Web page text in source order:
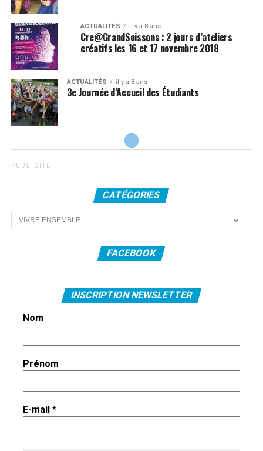
ACTUALITÉS il y a 8 ans
Cre@GrandSoissons : 2 jours d’ateliers
créatifs les 16 et 17 novembre 2018
ACTUALITÉS il y a 8 ans
3e Journée d’Accueil des Étudiants
P U B L I C I T É
CATÉGORIES
Catégories
FACEBOOK
INSCRIPTION NEWSLETTER
Nom
Prénom
E-mail *